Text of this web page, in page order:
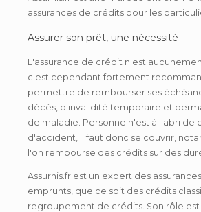
assurances de crédits pour les
Assurer son prêt, une nécessité
L'assurance de crédit n'est
c'est cependant fortement
permettre de rembourser ses
décès, d'invalidité temporaire et
de maladie. Personne n'est à l'abri de
d'accident, il faut donc se couvrir,
l'on rembourse des crédits sur des
Assurnis.fr est un expert des
emprunts, que ce soit des crédits
regroupement de crédits. Son rôle